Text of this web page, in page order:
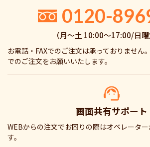
0120-
（月〜土 10:00〜17:00/日曜
お電話・FAXでのご注文は承っておりません
でのご注文をお願いいたします。
画面共有サポート
WEBからの注文でお困りの際はオペレータ
す。